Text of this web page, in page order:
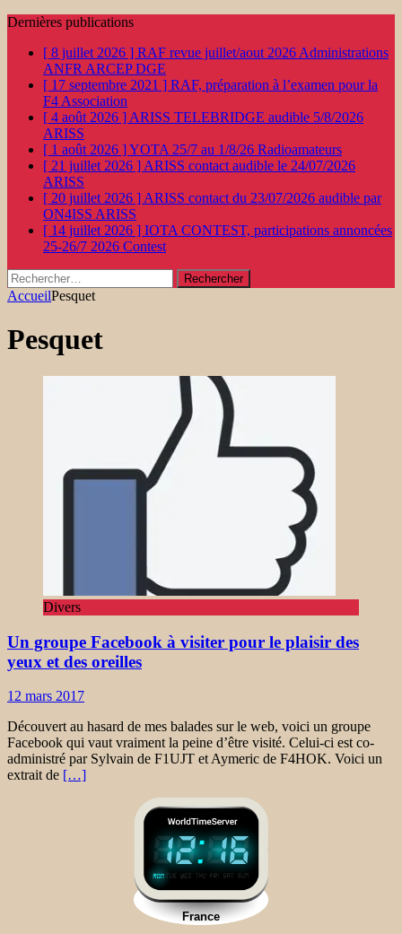
Dernières publications
[ 8 juillet 2026 ] RAF revue juillet/aout 2026 Administrations
ANFR ARCEP DGE
[ 17 septembre 2021 ] RAF, préparation à l’examen pour la
F4 Association
[ 4 août 2026 ] ARISS TELEBRIDGE audible 5/8/2026
ARISS
[ 1 août 2026 ]YOTA 25/7 au 1/8/26 Radioamateurs
[ 21 juillet 2026 ] ARISS contact audible le 24/07/2026
ARISS
[ 20 juillet 2026 ] ARISS contact du 23/07/2026 audible par
ON4ISS ARISS
[ 14 juillet 2026 ] IOTA CONTEST, participations annoncées
25-26/7 2026 Contest
Rechercher :
AccueilPesquet
Pesquet
Divers
Un groupe Facebook à visiter pour le plaisir des
yeux et des oreilles
12 mars 2017
Découvert au hasard de mes balades sur le web, voici un groupe
Facebook qui vaut vraiment la peine d’être visité. Celui-ci est co-
administré par Sylvain de F1UJT et Aymeric de F4HOK. Voici un
extrait de […]